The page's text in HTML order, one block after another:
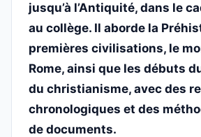
jusqu’à l’Antiquité, dans le
au collège. Il aborde la
premières civilisations, le
Rome, ainsi que les débuts
du christianisme, avec des
chronologiques et des
de documents.